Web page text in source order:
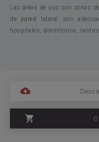
Las áreas de uso son zonas
de pared lateral son
hospitales, dormitorios,